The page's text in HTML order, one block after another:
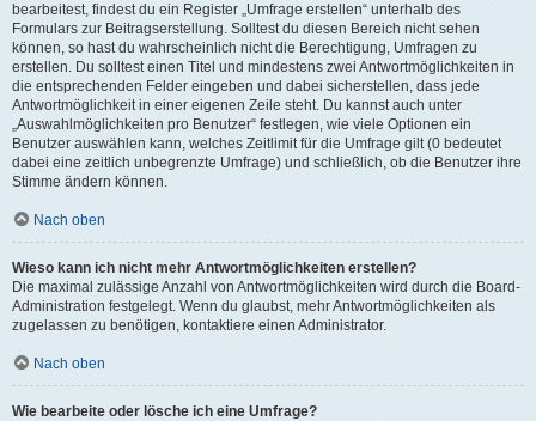
bearbeitest, findest du ein Register „Umfrage erstellen“ unterhalb des
Formulars zur Beitragserstellung. Solltest du diesen Bereich nicht sehen
können, so hast du wahrscheinlich nicht die Berechtigung, Umfragen zu
erstellen. Du solltest einen Titel und mindestens zwei Antwortmöglichkeiten in
die entsprechenden Felder eingeben und dabei sicherstellen, dass jede
Antwortmöglichkeit in einer eigenen Zeile steht. Du kannst auch unter
„Auswahlmöglichkeiten pro Benutzer“ festlegen, wie viele Optionen ein
Benutzer auswählen kann, welches Zeitlimit für die Umfrage gilt (0 bedeutet
dabei eine zeitlich unbegrenzte Umfrage) und schließlich, ob die Benutzer ihre
Stimme ändern können.
Nach oben
Wieso kann ich nicht mehr Antwortmöglichkeiten erstellen?
Die maximal zulässige Anzahl von Antwortmöglichkeiten wird durch die Board-
Administration festgelegt. Wenn du glaubst, mehr Antwortmöglichkeiten als
zugelassen zu benötigen, kontaktiere einen Administrator.
Nach oben
Wie bearbeite oder lösche ich eine Umfrage?